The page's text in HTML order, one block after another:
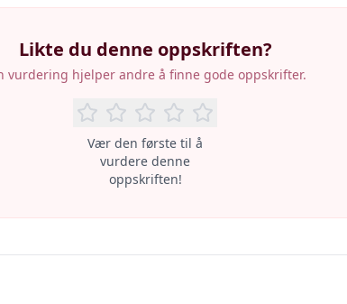
Likte du denne oppskriften?
vurdering hjelper andre å finne gode oppskrifter.
Vær den første til å
vurdere denne
oppskriften!